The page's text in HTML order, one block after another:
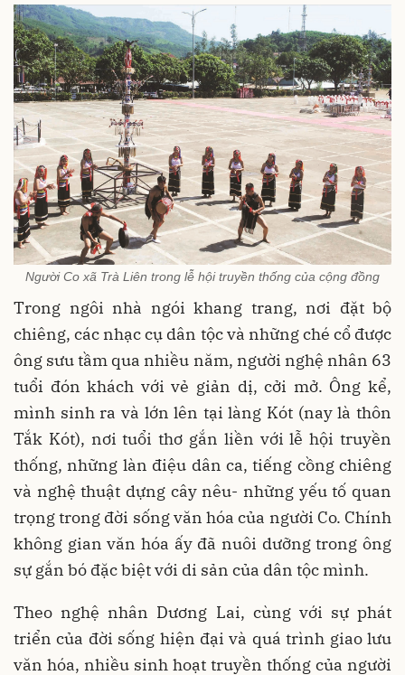
Người Co xã Trà Liên trong lễ hội truyền thống của cộng đồng
Trong ngôi nhà ngói khang trang, nơi đặt bộ
chiêng, các nhạc cụ dân tộc và những ché cổ được
ông sưu tầm qua nhiều năm, người nghệ nhân 63
tuổi đón khách với vẻ giản dị, cởi mở. Ông kể,
mình sinh ra và lớn lên tại làng Kót (nay là thôn
Tắk Kót), nơi tuổi thơ gắn liền với lễ hội truyền
thống, những làn điệu dân ca, tiếng cồng chiêng
và nghệ thuật dựng cây nêu- những yếu tố quan
trọng trong đời sống văn hóa của người Co. Chính
không gian văn hóa ấy đã nuôi dưỡng trong ông
sự gắn bó đặc biệt với di sản của dân tộc mình.
Theo nghệ nhân Dương Lai, cùng với sự phát
triển của đời sống hiện đại và quá trình giao lưu
văn hóa, nhiều sinh hoạt truyền thống của người